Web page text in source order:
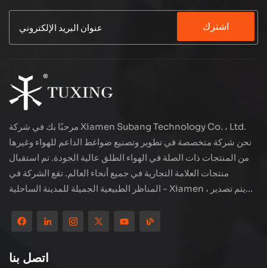
اشترك
مرحبًا بك في شركة Xiamen Subang Technology Co. ، Ltd.
نحن شركة متخصصة في تطوير وتصنيع ضواغط الداعم للهواء وغيرها
من المنتجات ذات الصلة في الهواء الطلق عالية الجودة. تم استقبال
منتجات العلامة التجارية في جميع أنحاء العالم. تقع الشركة في
المناظر الطبيعية الجميلة للمدينة الساحلية - Xiamen ، يتم تصدير
دولية واسعة. لدى Subang Technology فريق مبيعات محترف
ونظام خدمة فعال بعد البيع ، نحن نستكشف دائمًا ودراسة كيفية ترقية
منتجاتنا باستمرار من خلال الابتكار لتلبية الاحتياجات المتزايدة للعملاء.
اتصل بنا